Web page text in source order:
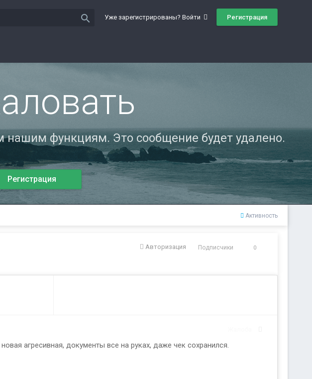
Уже зарегистрированы? Войти Регистрация
search
нашим функциям. Это сообщение будет удалено.
Регистрация
Активность
Авторизация Подписчики 0
агресивная, документы все на руках, даже чек сохранился.